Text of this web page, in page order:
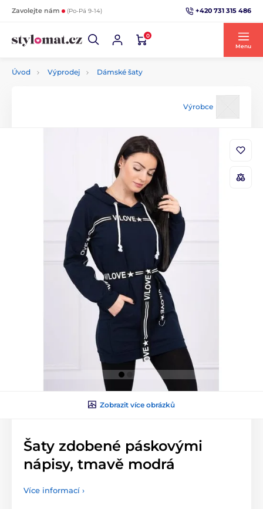
Zavolejte nám (Po-Pá 9-14) +420 731 315 486
0
Menu
Úvod Výprodej Dámské šaty
Výrobce
Zobrazit více obrázků
Šaty zdobené páskovými
nápisy, tmavě modrá
Více informací ›